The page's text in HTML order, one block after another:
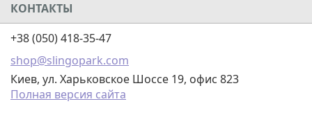
КОНТАКТЫ
+38 (050) 418-35-47
shop@slingopark.com
Киев, ул. Харьковское Шоссе 19, офис 823
Полная версия сайта